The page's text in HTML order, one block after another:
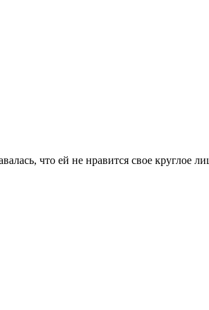
что ей не нравится свое круглое